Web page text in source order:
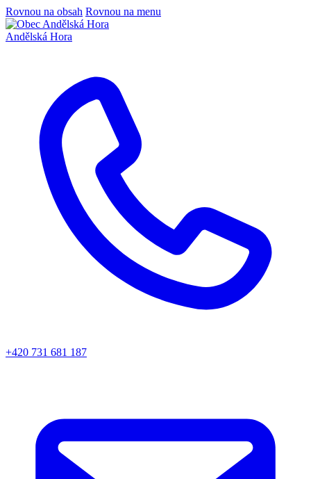
Rovnou na obsah Rovnou na menu
Andělská Hora
+420 731 681 187